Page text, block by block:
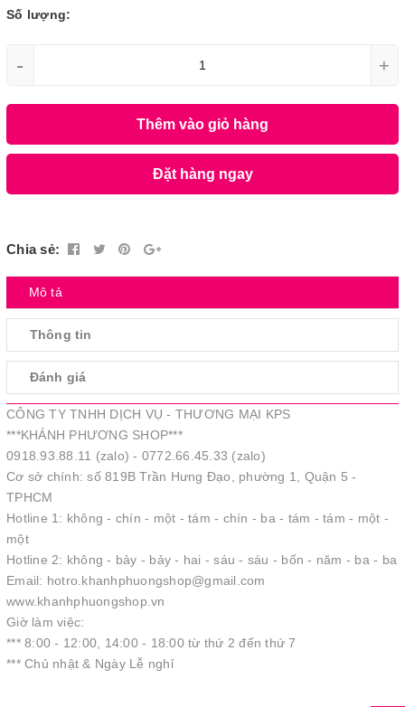
Số lượng:
- +
Thêm vào giỏ hàng
Đặt hàng ngay
Chia sẻ:
Mô tả
Thông tin
Đánh giá
CÔNG TY TNHH DỊCH VỤ - THƯƠNG MẠI KPS
***KHÁNH PHƯƠNG SHOP***
0918.93.88.11 (zalo) - 0772.66.45.33 (zalo)
Cơ sở chính: số 819B Trần Hưng Đạo, phường 1, Quận 5 -
TPHCM
Hotline 1: không - chín - một - tám - chín - ba - tám - tám - một -
một
Hotline 2: không - bảy - bảy - hai - sáu - sáu - bốn - năm - ba - ba
Email: hotro.khanhphuongshop@gmail.com
www.khanhphuongshop.vn
Giờ làm việc:
*** 8:00 - 12:00, 14:00 - 18:00 từ thứ 2 đến thứ 7
*** Chủ nhật & Ngày Lễ nghỉ